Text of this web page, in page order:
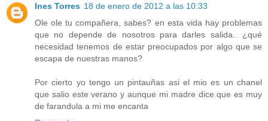
Ines Torres 18 de enero de 2012 a las 10:33
Ole ole tu compañera, sabes? en esta vida hay problemas
que no depende de nosotros para darles salida.. ¿qué
necesidad tenemos de estar preocupados por algo que se
escapa de nuestras manos?
Por cierto yo tengo un pintauñas asi el mio es un chanel
que salio este verano y aunque mi madre dice que es muy
de farandula a mi me encanta